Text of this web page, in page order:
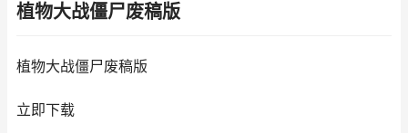
植物大战僵尸废稿版
植物大战僵尸废稿版
立即下载